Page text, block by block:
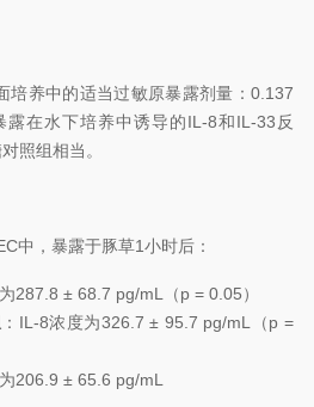
培养中的适当过敏原暴露剂量：0.137
在水下培养中诱导的IL-8和IL-33反
照组相当。
中，暴露于豚草1小时后：
287.8 ± 68.7 pg/mL（p = 0.05）
：IL-8浓度为326.7 ± 95.7 pg/mL（p =
206.9 ± 65.6 pg/mL